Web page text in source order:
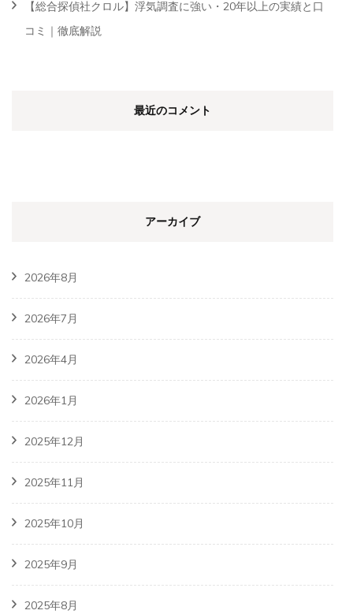
【総合探偵社クロル】浮気調査に強い・20年以上の実績と口
コミ｜徹底解説
最近のコメント
アーカイブ
2026年8月
2026年7月
2026年4月
2026年1月
2025年12月
2025年11月
2025年10月
2025年9月
2025年8月